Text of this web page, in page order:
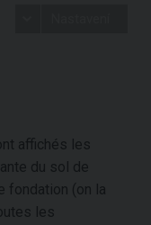
affichés les
du sol de
fondation (on la
les